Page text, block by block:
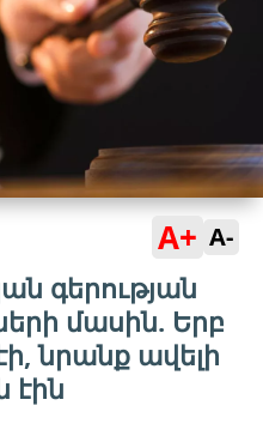
A+ A-
գերության
մասին. Երբ
նրանք ավելի
էին